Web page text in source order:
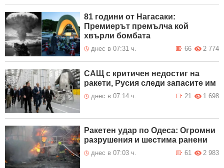
81 години от Нагасаки:
Премиерът премълча кой
хвърли бомбата
днес в 07:31 ч. 2 774
66
САЩ с критичен недостиг на
ракети, Русия следи запасите им
днес в 07:14 ч. 1 698
21
Ракетен удар по Одеса: Огромни
разрушения и шестима ранени
днес в 07:03 ч. 2 983
61